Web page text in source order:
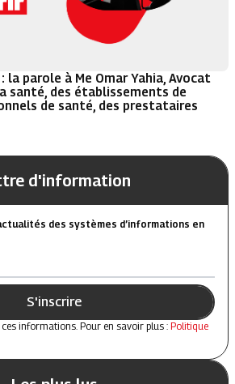
parole à Me Omar Yahia, Avocat
santé, des établissements de
de santé, des prestataires
d'information
des systèmes d’informations en
S'inscrire
informations. Pour en savoir plus : Politique